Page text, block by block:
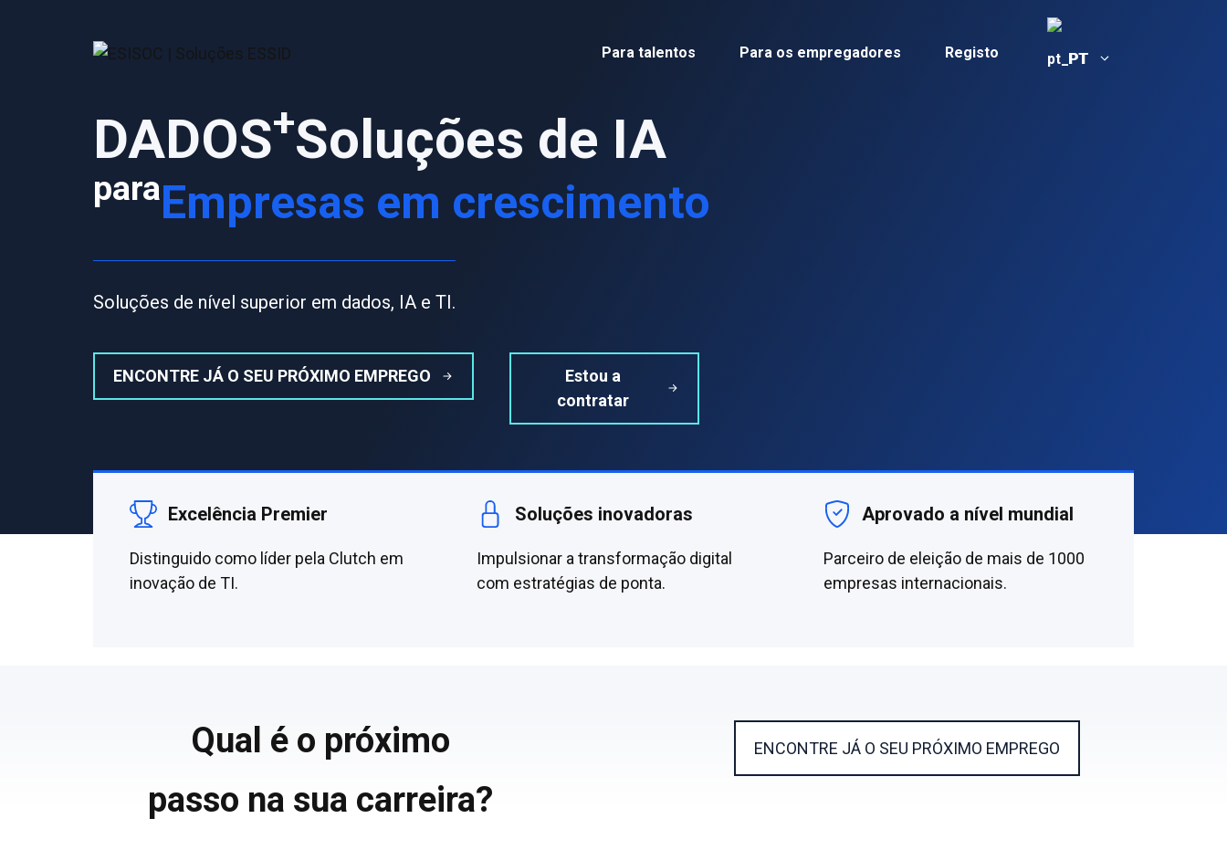
Para talentos Para os empregadores Registo PT
DADOS+Soluções de IA
paraEmpresas em crescimento
Soluções de nível superior em dados, IA e TI.
ENCONTRE JÁ O SEU PRÓXIMO EMPREGO
Estou a
contratar
Excelência Premier
Distinguido como líder pela Clutch em
inovação de TI.
Soluções inovadoras
Impulsionar a transformação digital
com estratégias de ponta.
Aprovado a nível mundial
Parceiro de eleição de mais de 1000
empresas internacionais.
Qual é o próximo
passo na sua carreira?
ENCONTRE JÁ O SEU PRÓXIMO EMPREGO